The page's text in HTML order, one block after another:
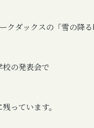
クダックスの「雪の降
校の発表会で
っています。